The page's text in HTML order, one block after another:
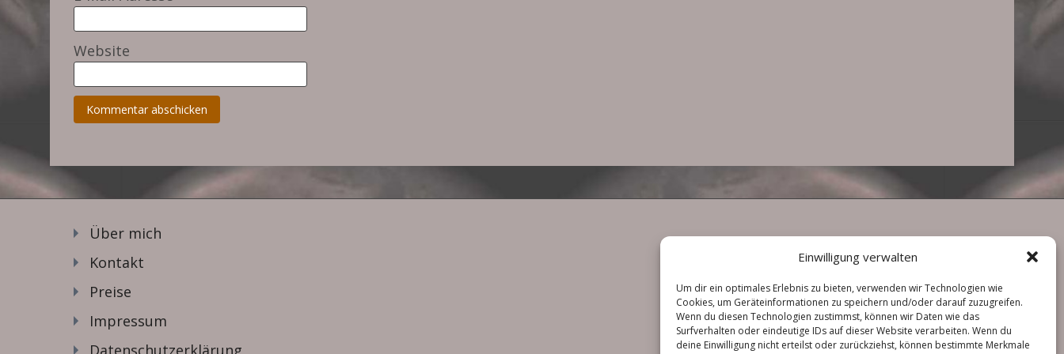
Einwilligung verwalten
Um dir ein optimales Erlebnis zu bieten, verwenden wir Technologien wie
Cookies, um Geräteinformationen zu speichern und/oder darauf zuzugreifen.
Wenn du diesen Technologien zustimmst, können wir Daten wie das
Surfverhalten oder eindeutige IDs auf dieser Website verarbeiten. Wenn du
deine Einwilligung nicht erteilst oder zurückziehst, können bestimmte Merkmale
Website
Über mich
Kontakt
Preise
Impressum
Datenschutzerklärung